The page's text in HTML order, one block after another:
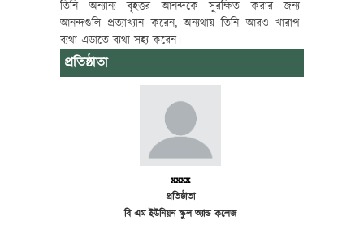
তিনি অন্যান্য বৃহত্তর আনন্দকে সুরক্ষিত করার জন্য
আনন্দগুলি প্রত্যাখ্যান করেন, অন্যথায় তিনি আরও খারাপ
ব্যথা এড়াতে ব্যথা সহ্য করেন।
প্রতিষ্ঠাতা
xxxx
প্রতিষ্ঠাতা
বি এম ইউনিয়ন স্কুল অ্যান্ড কলেজ